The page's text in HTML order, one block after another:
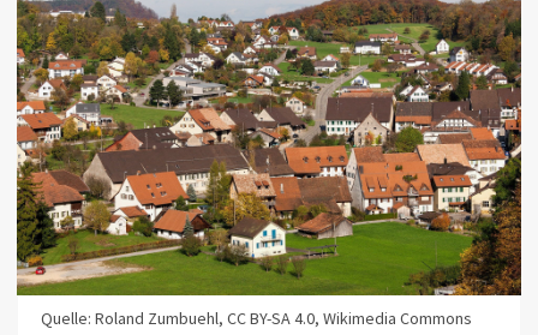
Quelle: Roland Zumbuehl, CC BY-SA 4.0, Wikimedia Commons